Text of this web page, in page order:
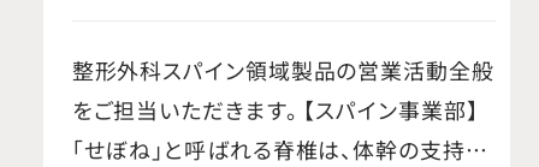
整形外科スパイン領域製品の営業活動全般
をご担当いただきます。 【スパイン事業部】
「せぼね」と呼ばれる脊椎は、体幹の支持や